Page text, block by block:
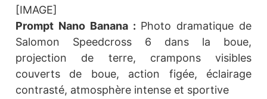
[IMAGE]
Prompt Nano Banana : Photo dramatique de
Salomon Speedcross 6 dans la boue,
projection de terre, crampons visibles
couverts de boue, action figée, éclairage
contrasté, atmosphère intense et sportive